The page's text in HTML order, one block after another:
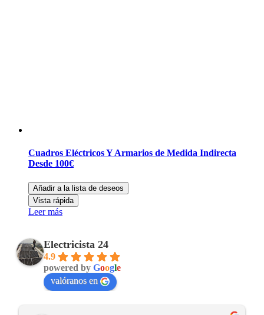
Cuadros Eléctricos Y Armarios de Medida Indirecta
Desde 100€
Añadir a la lista de deseos
Vista rápida
Leer más
Electricista 24
4.9
powered by Google
valóranos en